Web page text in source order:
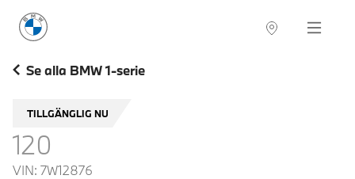
BMW Sverige Navigation
Se alla BMW 1-serie
TILLGÄNGLIG NU
120
VIN: 7W12876